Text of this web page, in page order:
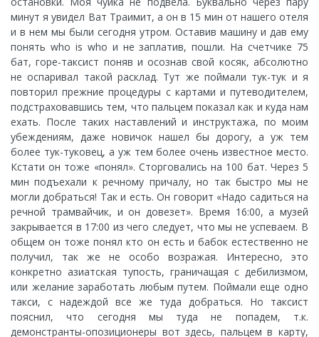
минут я увидел Ват Траимит, а он в 15 мин от нашего отеля
и в нем мы были сегодня утром. Оставив машину и дав ему
понять who is who и не заплатив, пошли. На счетчике 75
бат, горе-таксист поняв и осознав свой косяк, абсолютно
не оспаривал такой расклад. Тут же поймали тук-тук и я
повторил прежние процедуры с картами и путеводителем,
подстраховавшись тем, что пальцем показал как и куда нам
ехать. После таких наставлений и инструктажа, по моим
убеждениям, даже новичок нашел бы дорогу, а уж тем
более тук-туковец, а уж тем более очень известное место.
Кстати он тоже «понял». Сторговались на 100 бат. Через 5
мин подъехали к речному причалу, но так быстро мы не
могли добраться! Так и есть. Он говорит «Надо садиться на
речной трамвайчик, и он довезет». Время 16:00, а музей
закрывается в 17:00 из чего следует, что мы не успеваем. В
общем он тоже понял кто он есть и бабок естественно не
получил, так же не особо возражая. Интересно, это
конкретно азиатская тупость, граничащая с дебилизмом,
или желание заработать любым путем. Поймали еще одно
такси, с надеждой все же туда добраться. Но таксист
пояснил, что сегодня мы туда не попадем, т.к.
демонстранты-опозиционеры вот здесь, пальцем в карту,